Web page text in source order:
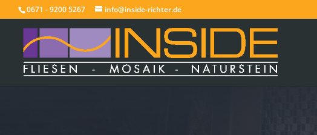
0671 - 9200 5267 info@inside-richter.de